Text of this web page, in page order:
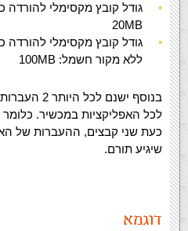
גודל קובץ מקסימלי להורדה
20MB
ללא מקור חשמל: 100MB
בנוסף ישנם
לכל האפליקציות במכשיר.
כעת שני קבצים, ההעברות של
שיגיע תורם.
דוגמא